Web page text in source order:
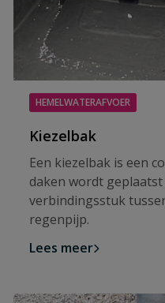
HEMELWATERAFVOER
Kiezelbak
Een kiezelbak is een
daken wordt
verbindingsstuk
regenpijp.
Lees meer